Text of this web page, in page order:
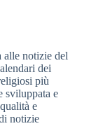
alle notizie del
dei
più
sviluppata e
e
notizie